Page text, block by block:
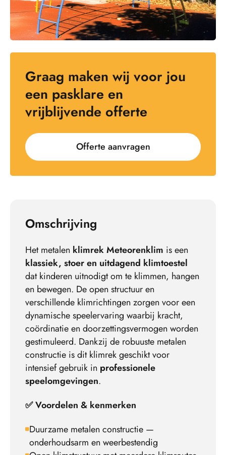
Graag maken wij voor jou
een pasklare en
vrijblijvende offerte
Offerte aanvragen
Omschrijving
Het metalen klimrek Meteorenklim is een
klassiek, stoer en uitdagend klimtoestel
dat kinderen uitnodigt om te klimmen, hangen
en bewegen. De open structuur en
verschillende klimrichtingen zorgen voor een
dynamische speelervaring waarbij kracht,
coördinatie en doorzettingsvermogen worden
gestimuleerd. Dankzij de robuuste metalen
constructie is dit klimrek geschikt voor
intensief gebruik in professionele
speelomgevingen.
✅ Voordelen & kenmerken
Duurzame metalen constructie —
onderhoudsarm en weerbestendig